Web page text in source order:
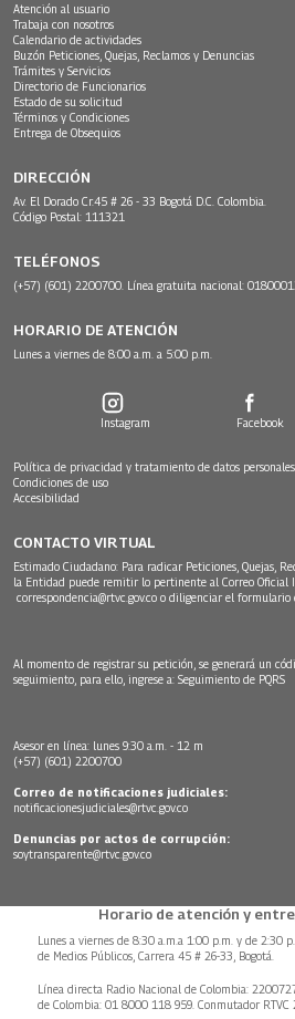
Atención al usuario
Trabaja con nosotros
Calendario de actividades
Buzón Peticiones, Quejas, Reclamos y Denuncias
Trámites y Servicios
Directorio de Funcionarios
Estado de su solicitud
Términos y Condiciones
Entrega de Obsequios
DIRECCIÓN
Av. El Dorado Cr.45 # 26 - 33 Bogotá D.C. Colombia.
Código Postal: 111321
TELÉFONOS
(+57) (601) 2200700. Línea gratuita nacional:
HORARIO DE ATENCIÓN
Lunes a viernes de 8:00 a.m. a 5:00 p.m.
Instagram Facebook
Política de privacidad y tratamiento de datos personales
Condiciones de uso
Accesibilidad
CONTACTO VIRTUAL
Estimado Ciudadano: Para radicar Peticiones, Quejas,
la Entidad puede remitir lo pertinente al Correo Oficial
correspondencia@rtvc.gov.co o diligenciar el formulario
Al momento de registrar su petición, se generará un
seguimiento, para ello, ingrese a: Seguimiento de PQRS
Asesor en línea: lunes 9:30 a.m. - 12 m
(+57) (601) 2200700
Correo de notificaciones judiciales:
notificacionesjudiciales@rtvc.gov.co
Denuncias por actos de corrupción:
soytransparente@rtvc.gov.co
Horario de atención y
Lunes a viernes de 8:30 a.m.a 1:00 p.m. y de 2:30
de Medios Públicos, Carrera 45 # 26-33, Bogotá.
Línea directa Radio Nacional de Colombia:
de Colombia: 01 8000 118 959. Conmutador